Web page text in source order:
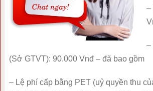
–
–
(Sở GTVT): 90.000 Vnđ – đã bao gồm
– Lệ phí cấp bằng PET (uỷ quyền thu